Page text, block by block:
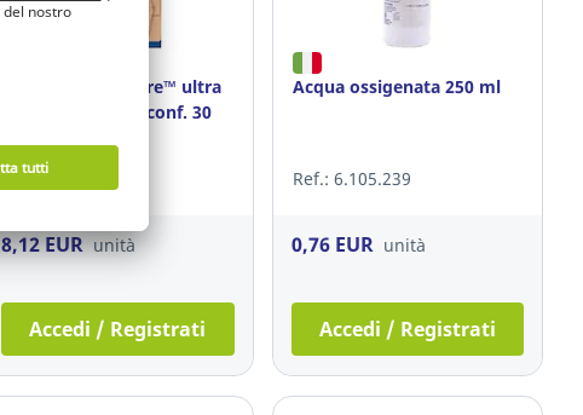
Cerotti 3M Nexcare™ ultra
stretch assortiti- conf. 30
Ref.: 3.778.894
8,12 EUR unità
Accedi / Registrati
Acqua ossigenata 250 ml
Ref.: 6.105.239
0,76 EUR unità
Accedi / Registrati